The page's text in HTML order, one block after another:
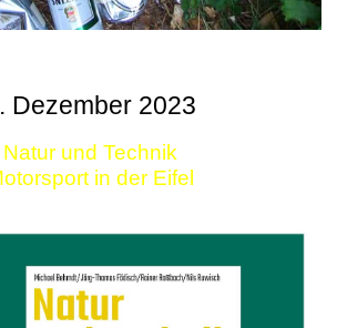
Dezember 2023
Natur und Technik
in der Eifel